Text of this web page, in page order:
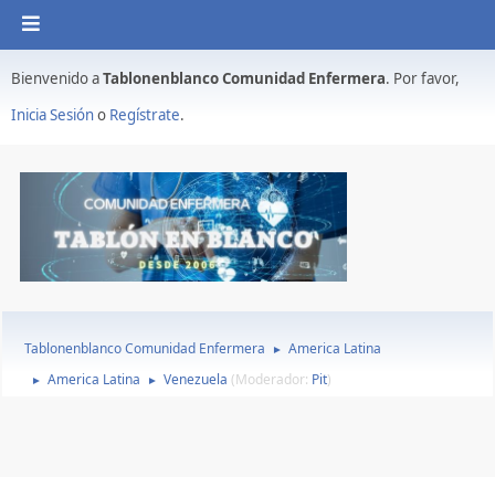
Bienvenido aTablonenblanco Comunidad Enfermera. Por favor,
Inicia Sesióno Regístrate.
Tablonenblanco Comunidad Enfermera ► America Latina
► America Latina ► Venezuela (Moderador: Pit)